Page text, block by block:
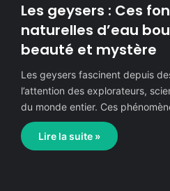
Les geysers : Ces
naturelles d’eau
beauté et mystère
Les geysers fascinent depuis
l’attention des explorateurs,
du monde entier. Ces
Lire la suite »